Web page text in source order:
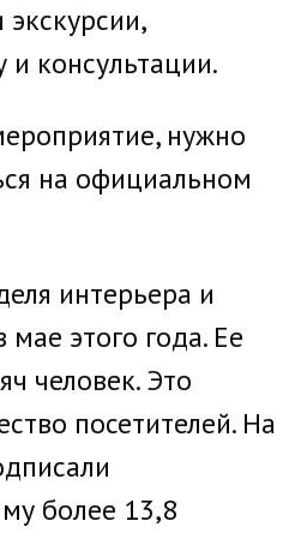
консультации.
нужно
на официальном
интерьера и
этого года. Ее
человек. Это
посетителей. На
более 13,8